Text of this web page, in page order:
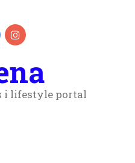
i lifestyle portal